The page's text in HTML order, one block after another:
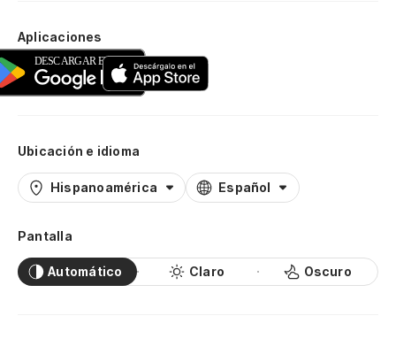
Aplicaciones
Ubicación e idioma
Hispanoamérica Español
Pantalla
Automático Claro Oscuro